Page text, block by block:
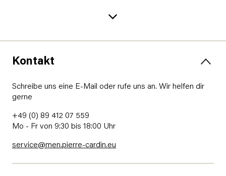
Kontakt
Schreibe uns eine E-Mail oder rufe uns an. Wir helfen dir
gerne
+49 (0) 89 412 07 559
Mo - Fr von 9:30 bis 18:00 Uhr
service@men.pierre-cardin.eu